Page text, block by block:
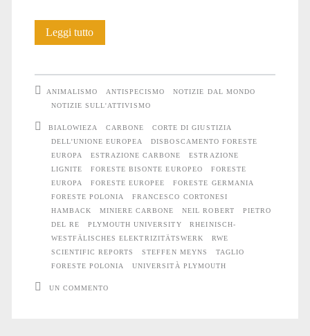
Leggi tuttoIl
foresta
ANIMALISMO ANTISPECISMO
NOTIZIE DAL MONDO
NOTIZIE SULL'ATTIVISMO
BIALOWIEZA CARBONE
CORTE DI GIUSTIZIA
DELL’UNIONE EUROPEA
DISBOSCAMENTO FORESTE
EUROPA
ESTRAZIONE CARBONE
ESTRAZIONE
LIGNITE
FORESTE BISONTE EUROPEO
FORESTE
EUROPA
FORESTE EUROPEE
FORESTE GERMANIA
FORESTE POLONIA
FRANCESCO CORTONESI
HAMBACK
MINIERE CARBONE NEIL ROBERT
PIETRO
DEL RE
PLYMOUTH UNIVERSITY
RHEINISCH-
WESTFÄLISCHES ELEKTRIZITÄTSWERK
RWE
SCIENTIFIC REPORTS
STEFFEN MEYNS
TAGLIO
FORESTE POLONIA
UNIVERSITÀ PLYMOUTH
UN COMMENTO